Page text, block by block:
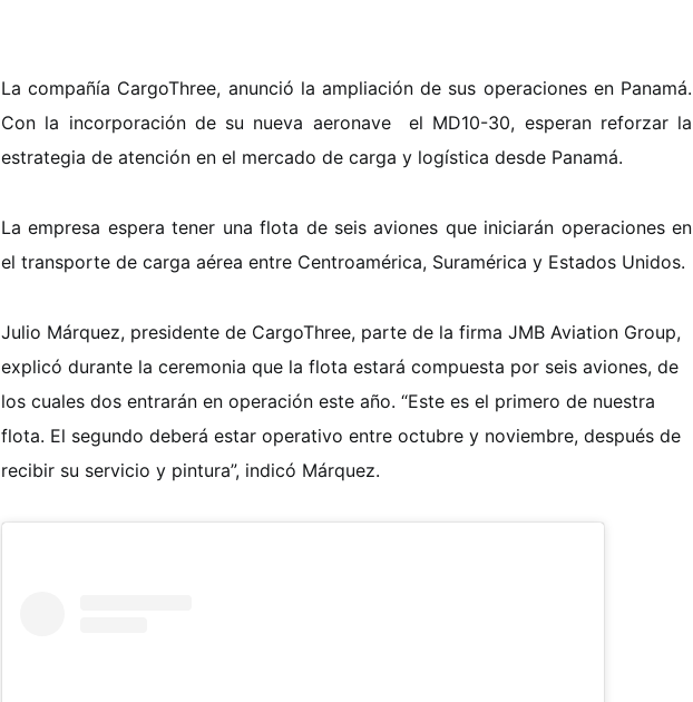
La compañía CargoThree, anunció la ampliación de sus operaciones en Panamá.
Con la incorporación de su nueva aeronave el MD10-30, esperan reforzar la
estrategia de atención en el mercado de carga y logística desde Panamá.
La empresa espera tener una flota de seis aviones que iniciarán operaciones en
el transporte de carga aérea entre Centroamérica, Suramérica y Estados Unidos.
Julio Márquez, presidente de CargoThree, parte de la firma JMB Aviation Group,
explicó durante la ceremonia que la flota estará compuesta por seis aviones, de
los cuales dos entrarán en operación este año. “Este es el primero de nuestra
flota. El segundo deberá estar operativo entre octubre y noviembre, después de
recibir su servicio y pintura”, indicó Márquez.